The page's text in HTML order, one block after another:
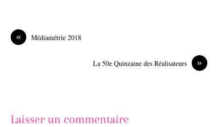
o
o
k
I
« Médiamétrie 2018
»
La 50e Quinzaine des Réalisateurs
Laisser un commentaire